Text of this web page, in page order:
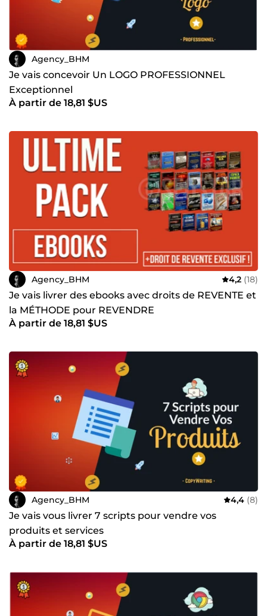
Agency_BHM
Je vais concevoir Un LOGO PROFESSIONNEL
Exceptionnel
À partir de 18,81 $US
Agency_BHM 4,2 (18)
Je vais livrer des ebooks avec droits de REVENTE et
la MÉTHODE pour REVENDRE
À partir de 18,81 $US
Agency_BHM 4,4 (8)
Je vais vous livrer 7 scripts pour vendre vos
produits et services
À partir de 18,81 $US